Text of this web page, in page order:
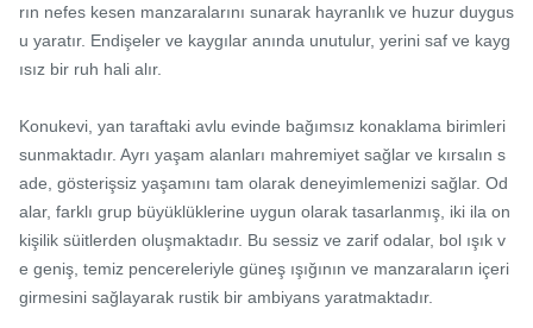
rın nefes kesen manzaralarını sunarak hayranlık ve huzur duygus
u yaratır. Endişeler ve kaygılar anında unutulur, yerini saf ve kayg
ısız bir ruh hali alır.
Konukevi, yan taraftaki avlu evinde bağımsız konaklama birimleri
sunmaktadır. Ayrı yaşam alanları mahremiyet sağlar ve kırsalın s
ade, gösterişsiz yaşamını tam olarak deneyimlemenizi sağlar. Od
alar, farklı grup büyüklüklerine uygun olarak tasarlanmış, iki ila on
kişilik süitlerden oluşmaktadır. Bu sessiz ve zarif odalar, bol ışık v
e geniş, temiz pencereleriyle güneş ışığının ve manzaraların içeri
girmesini sağlayarak rustik bir ambiyans yaratmaktadır.